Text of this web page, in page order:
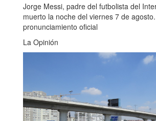
Jorge Messi, padre del futbolista del
muerto la noche del viernes 7 de
pronunciamiento oficial
La Opinión